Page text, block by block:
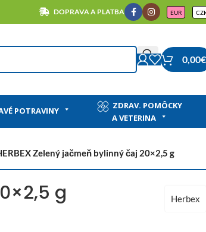
DOPRAVA A PLATBA EUR
0,00€
POTRAVINY
ZDRAV. POMÔCKY
A VETERINA
Zelený jačmeň bylinný čaj 20×2,5 g
g Herbex